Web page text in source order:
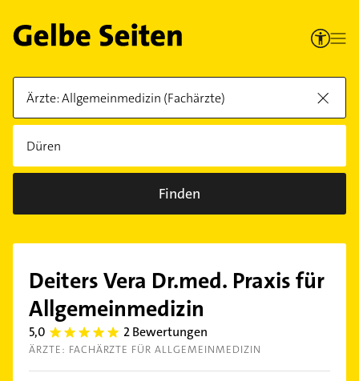
Finden
Deiters Vera Dr.med. Praxis für
Allgemeinmedizin
5,0 5.0 2 Bewertungen
ÄRZTE: FACHÄRZTE FÜR ALLGEMEINMEDIZIN